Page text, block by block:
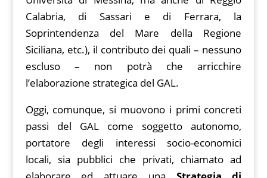
Calabria, di Sassari e di Ferrara, la
Soprintendenza del Mare della Regione
Siciliana, etc.), il contributo dei quali – nessuno
escluso – non potrà che arricchire
l’elaborazione strategica del GAL.
Oggi, comunque, si muovono i primi concreti
passi del GAL come soggetto autonomo,
portatore degli interessi socio-economici
locali, sia pubblici che privati, chiamato ad